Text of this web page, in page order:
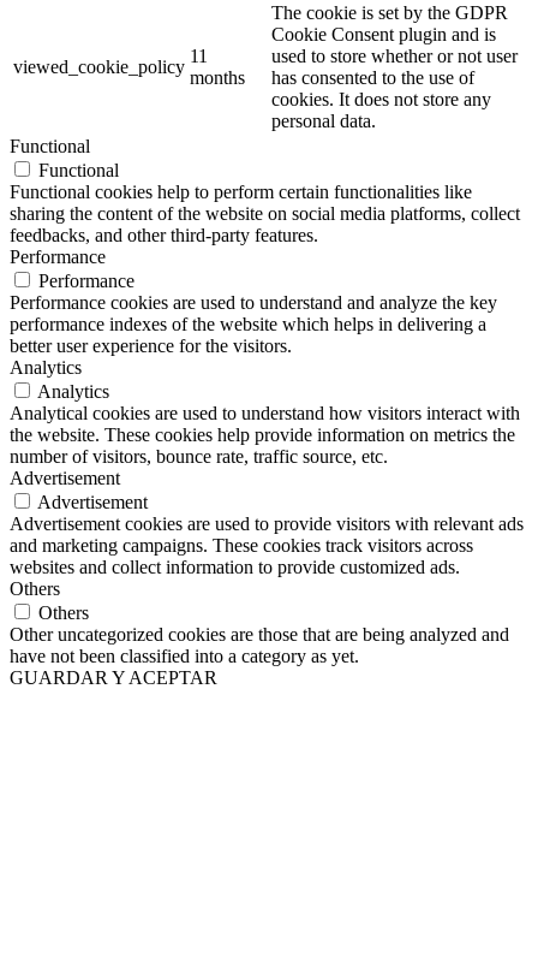
viewed_cookie_policy
11
months
The cookie is set by the GDPR
Cookie Consent plugin and is
used to store whether or not user
has consented to the use of
cookies. It does not store any
personal data.
Functional
Functional
Functional cookies help to perform certain functionalities like
sharing the content of the website on social media platforms, collect
feedbacks, and other third-party features.
Performance
Performance
Performance cookies are used to understand and analyze the key
performance indexes of the website which helps in delivering a
better user experience for the visitors.
Analytics
Analytics
Analytical cookies are used to understand how visitors interact with
the website. These cookies help provide information on metrics the
number of visitors, bounce rate, traffic source, etc.
Advertisement
Advertisement
Advertisement cookies are used to provide visitors with relevant ads
and marketing campaigns. These cookies track visitors across
websites and collect information to provide customized ads.
Others
Others
Other uncategorized cookies are those that are being analyzed and
have not been classified into a category as yet.
GUARDAR Y ACEPTAR